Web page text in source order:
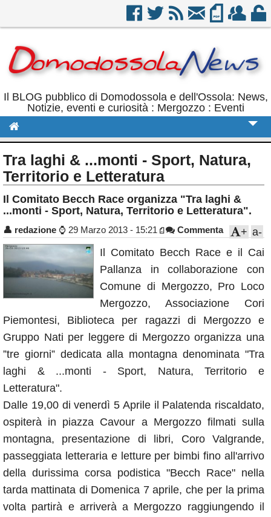
Il BLOG pubblico di Domodossola e dell'Ossola: News,
Notizie, eventi e curiosità : Mergozzo : Eventi
Politica
Sport
Eventi
Rubriche
Calendario
Tra laghi & ...monti - Sport, Natura,
Territorio e Letteratura
Il Comitato Becch Race organizza "Tra laghi &
...monti - Sport, Natura, Territorio e Letteratura".
👤 redazione ⌚ 29 Marzo 2013 - 15:21 Commenta a-
+
Il Comitato Becch Race e il Cai
Pallanza in collaborazione con
Comune di Mergozzo, Pro Loco
Mergozzo, Associazione Cori
Piemontesi, Biblioteca per ragazzi di Mergozzo e
Gruppo Nati per leggere di Mergozzo organizza una
”tre giorni” dedicata alla montagna denominata "Tra
laghi & ...monti - Sport, Natura, Territorio e
Letteratura".
Dalle 19,00 di venerdì 5 Aprile il Palatenda riscaldato,
ospiterà in piazza Cavour a Mergozzo filmati sulla
montagna, presentazione di libri, Coro Valgrande,
passeggiata letteraria e letture per bimbi fino all'arrivo
della durissima corsa podistica "Becch Race" nella
tarda mattinata di Domenica 7 aprile, che per la prima
volta partirà e arriverà a Mergozzo raggiungendo il